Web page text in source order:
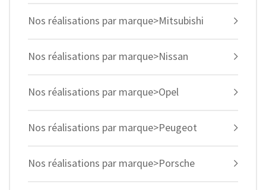
Nos réalisations par marque>Mitsubishi
Nos réalisations par marque>Nissan
Nos réalisations par marque>Opel
Nos réalisations par marque>Peugeot
Nos réalisations par marque>Porsche